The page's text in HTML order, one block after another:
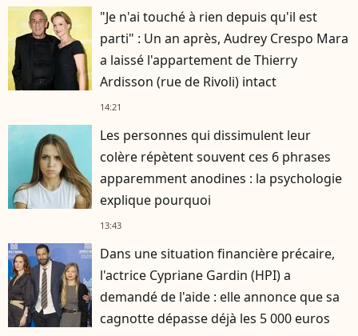
"Je n'ai touché à rien depuis qu'il est
parti" : Un an après, Audrey Crespo Mara
a laissé l'appartement de Thierry
Ardisson (rue de Rivoli) intact
14:21
Les personnes qui dissimulent leur
colère répètent souvent ces 6 phrases
apparemment anodines : la psychologie
explique pourquoi
13:43
Dans une situation financière précaire,
l'actrice Cypriane Gardin (HPI) a
demandé de l'aide : elle annonce que sa
cagnotte dépasse déjà les 5 000 euros